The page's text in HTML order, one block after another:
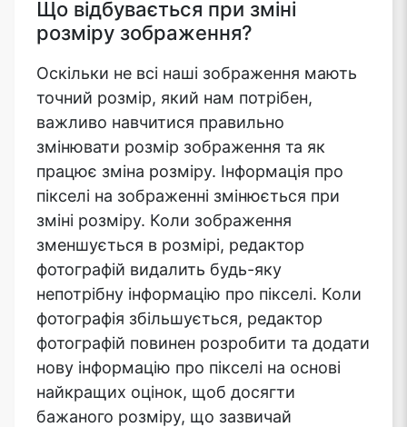
Що відбувається при зміні
розміру зображення?
Оскільки не всі наші зображення мають
точний розмір, який нам потрібен,
важливо навчитися правильно
змінювати розмір зображення та як
працює зміна розміру. Інформація про
пікселі на зображенні змінюється при
зміні розміру. Коли зображення
зменшується в розмірі, редактор
фотографій видалить будь-яку
непотрібну інформацію про пікселі. Коли
фотографія збільшується, редактор
фотографій повинен розробити та додати
нову інформацію про пікселі на основі
найкращих оцінок, щоб досягти
бажаного розміру, що зазвичай